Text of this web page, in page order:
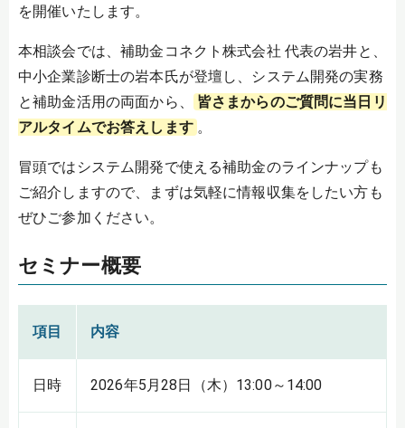
を開催いたします。
本相談会では、補助金コネクト株式会社 代表の岩井と、
中小企業診断士の岩本氏が登壇し、システム開発の実務
と補助金活用の両面から、
皆さまからのご質問に当日リ
アルタイムでお答えします 。
冒頭ではシステム開発で使える補助金のラインナップも
ご紹介しますので、まずは気軽に情報収集をしたい方も
ぜひご参加ください。
セミナー概要
項目 内容
日時 2026年5月28日（木）13:00～14:00